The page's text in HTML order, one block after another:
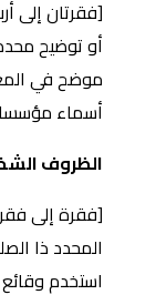
[فقرتان إلى
أو توضيح
أسماء
الظروف
[فقرة إلى
المحدد ذا
استخدم